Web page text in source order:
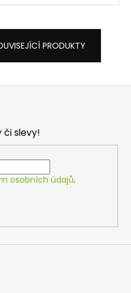
PRODUKTY
či slevy!
osobních údajů.